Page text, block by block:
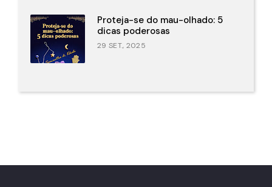
Proteja-se do mau-olhado: 5
dicas poderosas
29 SET., 2025